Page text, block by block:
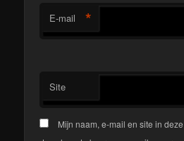
E-mail *
Site
Mijn naam, e-mail en site in